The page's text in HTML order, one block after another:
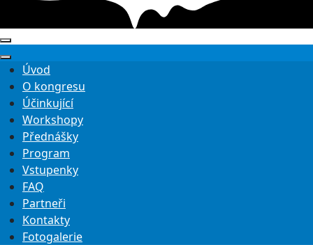
Úvod
O kongresu
Účinkující
Workshopy
Přednášky
Program
Vstupenky
FAQ
Partneři
Kontakty
Fotogalerie